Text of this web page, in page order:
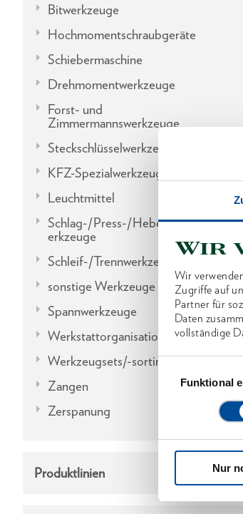
Wir
Wir
Zugriffe auf
Partner für
Daten
vollständige
Funktional
Nur
Bitwerkzeuge
Hochmomentschraubgeräte
Schiebermaschine
Drehmomentwerkzeuge
Forst- und
Zimmermannswerkzeuge
Steckschlüsselwerkzeuge
KFZ-Spezialwerkzeuge
Leuchtmittel
Schlag-/Press-/Hebel-/Einbauw
erkzeuge
Schleif-/Trennwerkzeuge
sonstige Werkzeuge
Spannwerkzeuge
Werkstattorganisation
Werkzeugsets/-sortimente
Zangen
Zerspanung
Produktlinien